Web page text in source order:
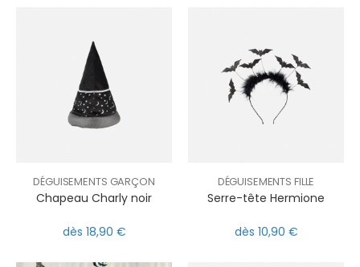
DÉGUISEMENTS GARÇON
Chapeau Charly noir
dès 18,90 €
DÉGUISEMENTS FILLE
Serre-tête Hermione
dès 10,90 €